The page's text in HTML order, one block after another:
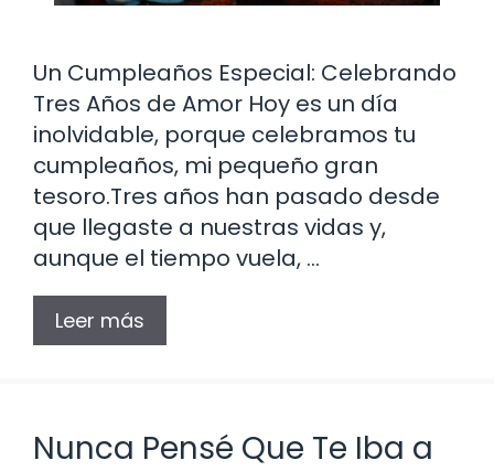
Un Cumpleaños Especial: Celebrando
Tres Años de Amor Hoy es un día
inolvidable, porque celebramos tu
cumpleaños, mi pequeño gran
tesoro.Tres años han pasado desde
que llegaste a nuestras vidas y,
aunque el tiempo vuela, …
Leer más
Nunca Pensé Que Te Iba a